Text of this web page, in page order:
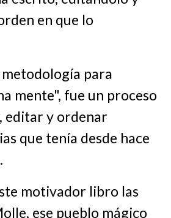
en que lo
para
mente", fue un proceso
editar y ordenar
que tenía desde hace
motivador libro las
ese pueblo mágico